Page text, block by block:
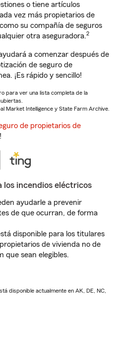
o tiene artículos
vez más propietarios de
su compañía de seguros
otra aseguradora.2
a comenzar después de
de seguro de
¡Es rápido y sencillo!
para ver una lista completa de la
Market Intelligence y State Farm Archive.
de propietarios de
los incendios eléctricos
ayudarle a prevenir
de que ocurran, de forma
disponible para los titulares
de vivienda no de
que sean elegibles.
disponible actualmente en AK, DE, NC,